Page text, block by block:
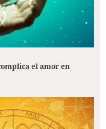
el amor en